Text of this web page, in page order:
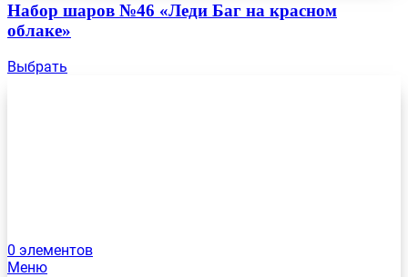
0 элементов
Меню
Набор шаров №46 «Леди Баг на красном
облаке»
Выбрать